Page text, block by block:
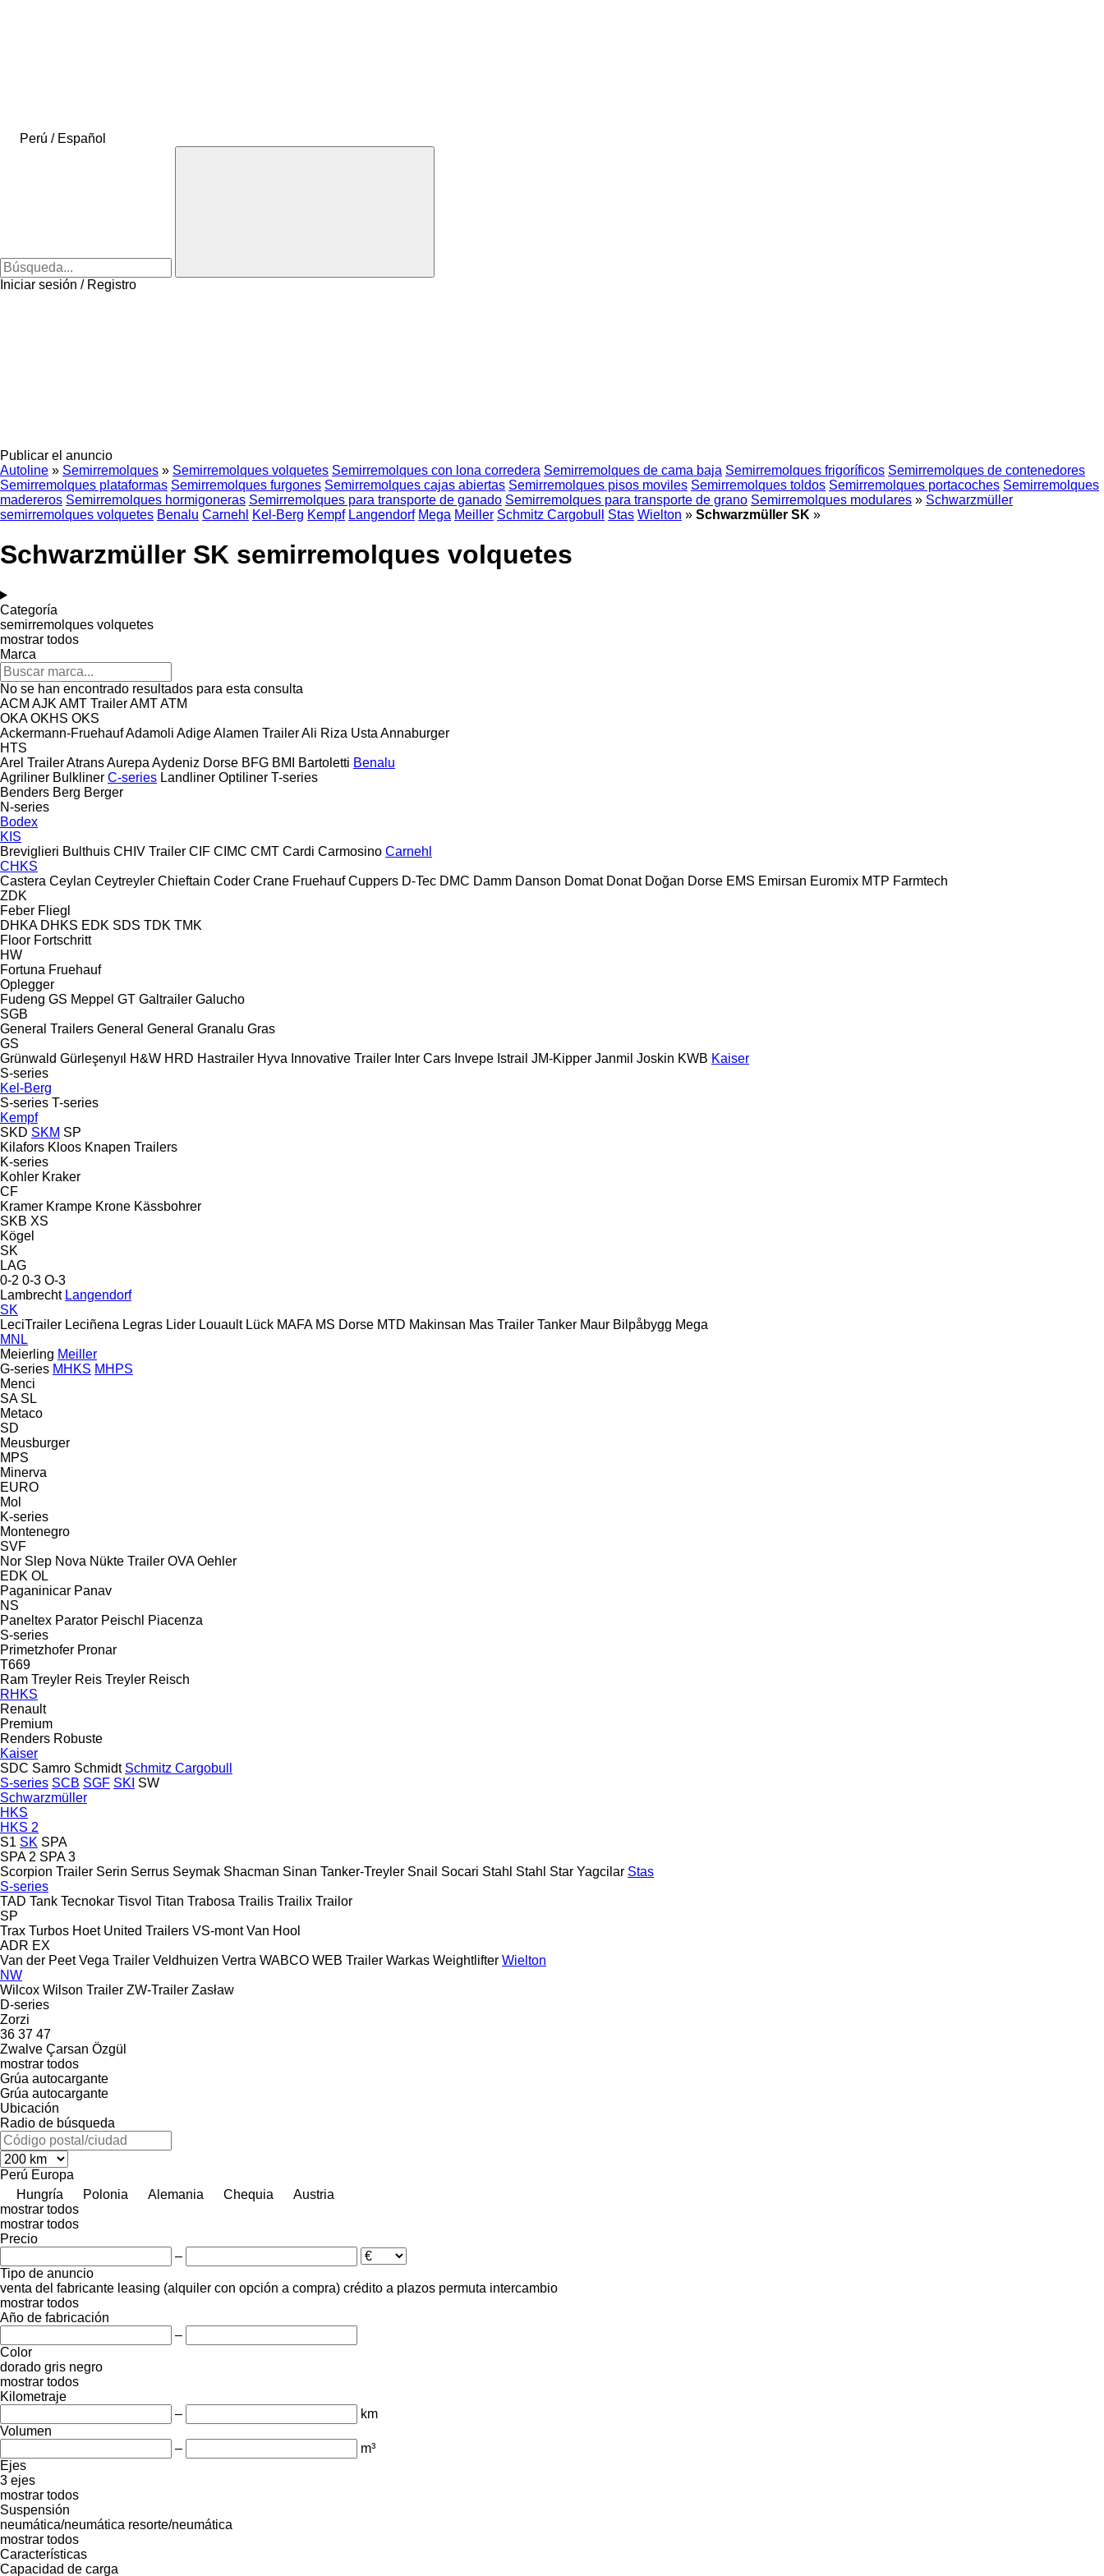
Perú / Español
Iniciar sesión / Registro
Publicar el anuncio
Autoline » Semirremolques » Semirremolques volquetes Semirremolques con lona corredera Semirremolques de cama baja Semirremolques frigoríficos Semirremolques de contenedores
Semirremolques plataformas Semirremolques furgones Semirremolques cajas abiertas Semirremolques pisos moviles Semirremolques toldos Semirremolques portacoches Semirremolques
madereros Semirremolques hormigoneras Semirremolques para transporte de ganado Semirremolques para transporte de grano Semirremolques modulares » Schwarzmüller
semirremolques volquetes Benalu Carnehl Kel-Berg Kempf Langendorf Mega Meiller Schmitz Cargobull Stas Wielton » Schwarzmüller SK »
Schwarzmüller SK semirremolques volquetes
Categoría
semirremolques volquetes
mostrar todos
Marca
No se han encontrado resultados para esta consulta
ACM AJK AMT TrailerAMTATM
OKA OKHS OKS
Ackermann-FruehaufAdamoli AdigeAlamen TrailerAli Riza Usta Annaburger
HTS
Arel TrailerAtransAurepa Aydeniz Dorse BFG BMI Bartoletti Benalu
Agriliner Bulkliner C-series Landliner Optiliner T-series
Benders Berg Berger
N-series
Bodex
KIS
Breviglieri Bulthuis CHIV Trailer CIF CIMC CMT Cardi Carmosino Carnehl
CHKS
Castera Ceylan Ceytreyler Chieftain Coder Crane Fruehauf Cuppers D-Tec DMC Damm Danson Domat Donat Doğan Dorse EMS Emirsan Euromix MTP Farmtech
ZDK
Feber Fliegl
DHKA DHKS EDK SDS TDK TMK
Floor Fortschritt
HW
Fortuna Fruehauf
Oplegger
Fudeng GS Meppel GT Galtrailer Galucho
SGB
General Trailers General General Granalu Gras
GS
Grünwald Gürleşenyıl H&W HRD Hastrailer Hyva Innovative Trailer Inter Cars Invepe Istrail JM-Kipper Janmil Joskin KWB Kaiser
S-series
Kel-Berg
S-series T-series
Kempf
SKD SKM SP
Kilafors Kloos Knapen Trailers
K-series
Kohler Kraker
CF
Kramer Krampe Krone Kässbohrer
SKB XS
Kögel
SK
LAG
0-2 0-3 O-3
Lambrecht Langendorf
SK
LeciTrailer Leciñena Legras Lider Louault Lück MAFA MS Dorse MTD Makinsan Mas Trailer Tanker Maur Bilpåbygg Mega
MNL
Meierling Meiller
G-series MHKS MHPS
Menci
SA SL
Metaco
SD
Meusburger
MPS
Minerva
EURO
Mol
K-series
Montenegro
SVF
Nor Slep Nova Nükte Trailer OVA Oehler
EDK OL
Paganinicar Panav
NS
Paneltex Parator Peischl
Piacenza
S-series
Primetzhofer Pronar
T669
Ram Treyler Reis Treyler Reisch
RHKS
Renault
Premium
Renders Robuste
Kaiser
SDC Samro Schmidt Schmitz Cargobull
S-series SCB SGF SKI SW
Schwarzmüller
HKS
HKS 2
S1 SK SPA
SPA 2 SPA 3
Scorpion Trailer Serin Serrus Seymak Shacman Sinan Tanker-Treyler Snail Socari Stahl Stahl Star Yagcilar Stas
S-series
TAD Tank Tecnokar Tisvol Titan Trabosa Trailis Trailix Trailor
SP
Trax Turbos Hoet United Trailers VS-mont Van Hool
ADR EX
Van der Peet Vega Trailer Veldhuizen Vertra WABCO WEB Trailer Warkas Weightlifter Wielton
NW
Wilcox Wilson Trailer ZW-Trailer Zasław
D-series
Zorzi
36 37 47
Zwalve Çarsan Özgül
mostrar todos
Grúa autocargante
Grúa autocargante
Ubicación
Radio de búsqueda
Perú Europa
Hungría
Polonia Alemania Chequia
Austria
mostrar todos
mostrar todos
Precio
–
Tipo de anuncio
venta del fabricante leasing (alquiler con opción a compra) crédito a plazos permuta intercambio
mostrar todos
Año de fabricación
–
Color
dorado gris negro
mostrar todos
Kilometraje
–
km
Volumen
–
m³
Ejes
3 ejes
mostrar todos
Suspensión
neumática/neumática resorte/neumática
mostrar todos
Características
Capacidad de carga